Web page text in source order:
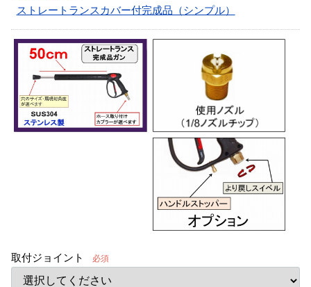
ストレートランスカバー付完成品（シンプル）
取付ジョイント 必須